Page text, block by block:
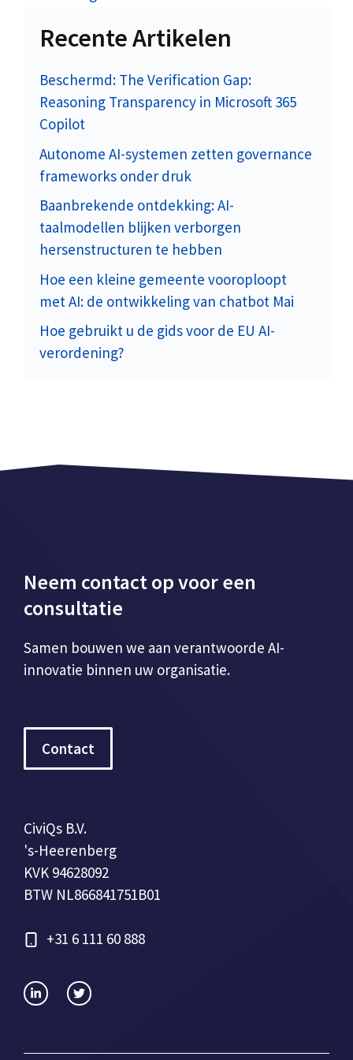
Recente Artikelen
Beschermd: The Verification Gap:
Reasoning Transparency in Microsoft 365
Copilot
Autonome AI-systemen zetten governance
frameworks onder druk
Baanbrekende ontdekking: AI-
taalmodellen blijken verborgen
hersenstructuren te hebben
Hoe een kleine gemeente vooroploopt
met AI: de ontwikkeling van chatbot Mai
Hoe gebruikt u de gids voor de EU AI-
verordening?
Neem contact op voor een
consultatie
Samen bouwen we aan verantwoorde AI-
innovatie binnen uw organisatie.
Contact
CiviQs B.V.
's-Heerenberg
KVK 94628092
BTW NL866841751B01
+31 6 111 60 888